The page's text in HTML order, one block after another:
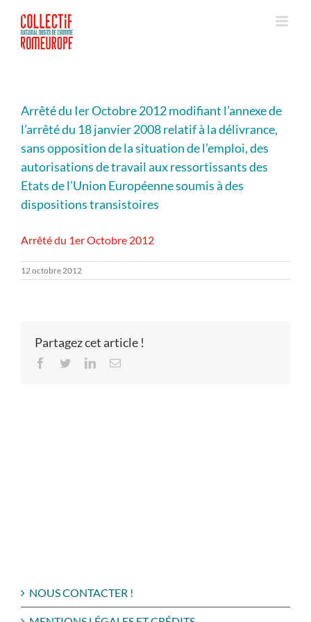
contenu
Arrêté du Ier Octobre 2012 modifiant l’annexe de
l’arrêté du 18 janvier 2008 relatif à la délivrance,
sans opposition de la situation de l’emploi, des
autorisations de travail aux ressortissants des
Etats de l’Union Européenne soumis à des
dispositions transistoires
Arrêté du 1er Octobre 2012
12 octobre 2012
Partagez cet article !
Facebook
TwitterLinkedInEmail
NOUS CONTACTER !